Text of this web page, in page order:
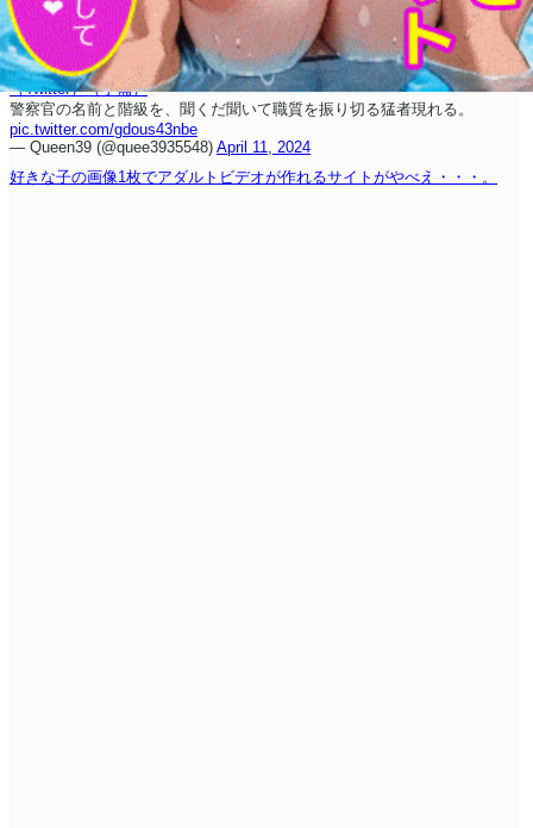
（Twitter）（予備）
警察官の名前と階級を、聞くだ聞いて職質を振り切る猛者現れる。
pic.twitter.com/gdous43nbe
— Queen39 (@quee3935548) April 11, 2024
好きな子の画像1枚でアダルトビデオが作れるサイトがやべえ・・・。